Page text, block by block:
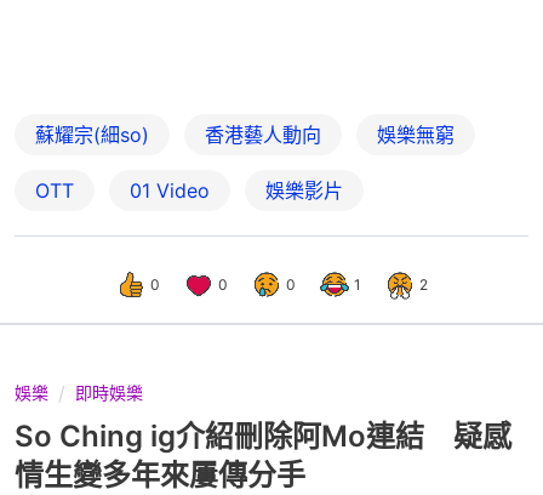
蘇耀宗(細so) 香港藝人動向 娛樂無窮
OTT 01 Video 娛樂影片
0 0 0 1 2
娛樂 即時娛樂
So Ching ig介紹刪除阿Mo連結 疑感
情生變多年來屢傳分手